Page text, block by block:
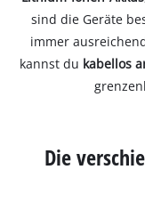
sind die Geräte
immer
kannst du kabellos
Die